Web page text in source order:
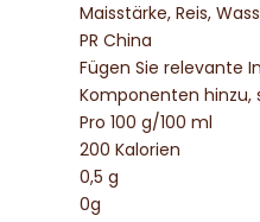
Maisstärke, Reis,
PR China
Fügen Sie relevante
Komponenten hinzu,
Pro 100 g/100 ml
200 Kalorien
0,5 g
0g